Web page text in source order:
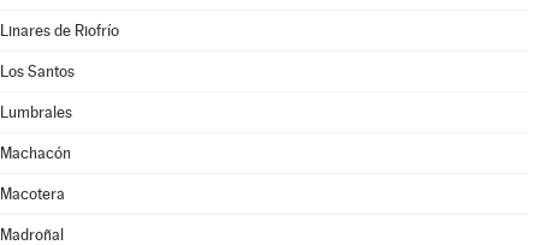
Linares de Riofrío
Los Santos
Lumbrales
Machacón
Macotera
Madroñal